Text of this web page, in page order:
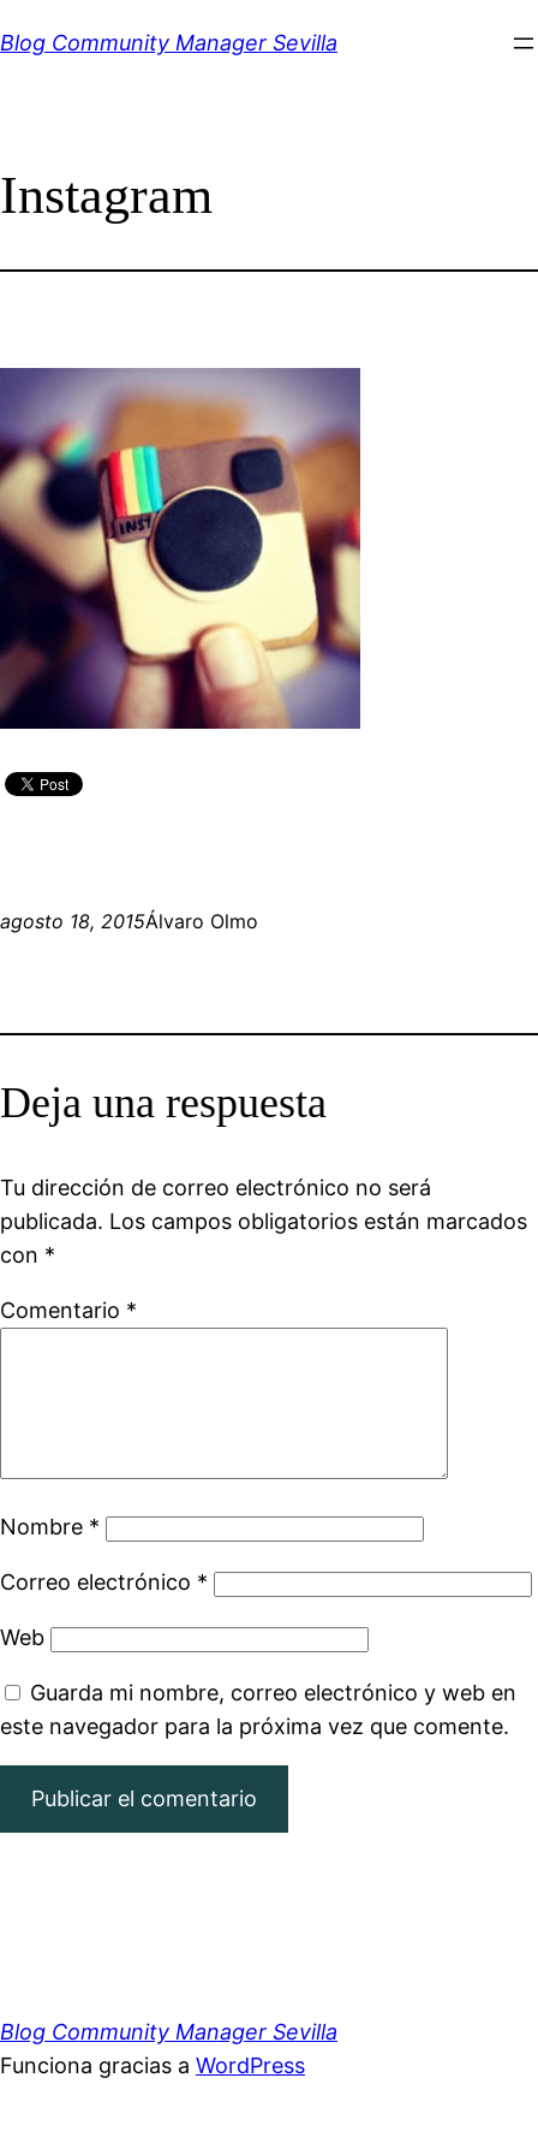
al
Blog Community Manager Sevilla
Instagram
agosto 18, 2015Álvaro Olmo
Deja una respuesta
Tu dirección de correo electrónico no será
publicada. Los campos obligatorios están marcados
con *
Comentario *
Nombre *
Correo electrónico *
Web
Guarda mi nombre, correo electrónico y web en
este navegador para la próxima vez que comente.
Blog Community Manager Sevilla
Funciona gracias a WordPress